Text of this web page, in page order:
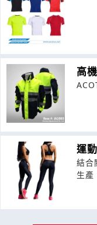
高
運
結合
生產